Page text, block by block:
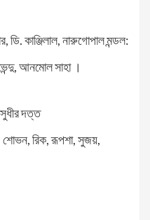
ডি. কাঞ্জিলাল, নারুগোপাল মন্ডল:
আনমোল সাহা ।
দত্ত
শোভন, রিক, রূপশা, সুজয়,